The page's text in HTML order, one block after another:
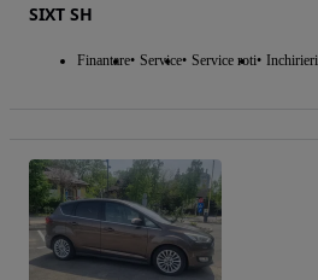
SIXT SH
Finantare Service Service roti Inchirieri